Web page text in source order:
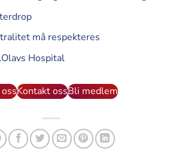
må respekteres
Hospital
Kontakt ossBli medlem